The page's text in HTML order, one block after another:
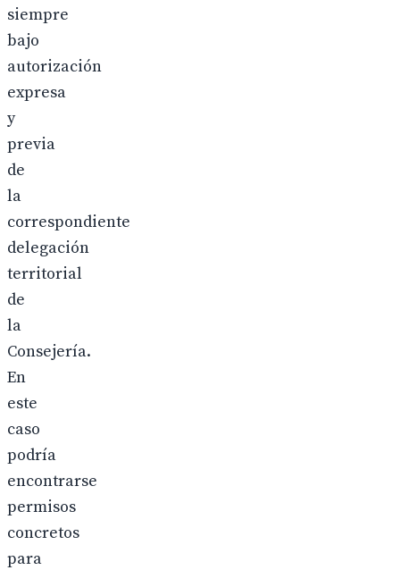
siempre
bajo
autorización
expresa
y
previa
de
la
correspondiente
delegación
territorial
de
la
Consejería.
En
este
caso
podría
encontrarse
permisos
concretos
para